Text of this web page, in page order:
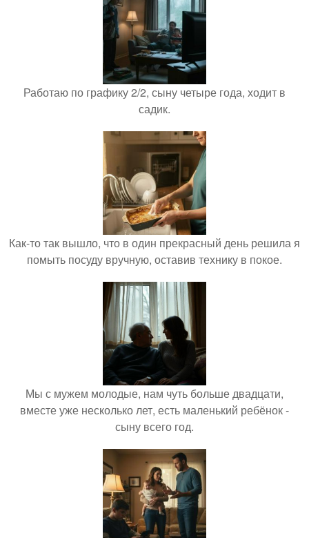
Работаю по графику 2/2, сыну четыре года, ходит в
садик.
Как-то так вышло, что в один прекрасный день решила я
помыть посуду вручную, оставив технику в покое.
Мы с мужем молодые, нам чуть больше двадцати,
вместе уже несколько лет, есть маленький ребёнок -
сыну всего год.